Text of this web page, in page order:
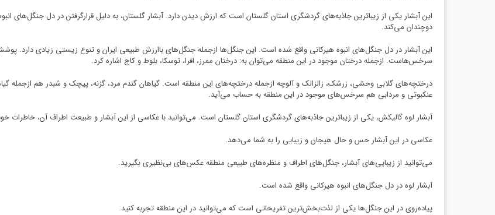
این آبشار یکی از زیباترین جاذبه‌های گردشگری استان گلستان است که ارزش دیدن دارد. آبشار گلستان، به دلیل قرارگرفتن در دل جنگل‌های
دوچندان می‌کند.
این آبشار در دل جنگل‌های انبوه هیرکانی واقع شده است. این جنگل‌ها ازجمله جنگل‌های باارزش طبیعی ایران و تنوع زیستی زیادی دارد.
سرخس‌هاست. ازجمله درختان موجود در این منطقه می‌توان به: درختان ممرز، افرا، توسکا، بلوط و کاج اشاره کرد.
درختچه‌های گلابی وحشی، زرشک، زالزالک و آلوچه ازجمله درختچه‌های این منطقه است. گیاهان گندم مرد، گزنه، پیچک و شبدر هم
عنکبوتی و مردابی هم سرخس‌های موجود در این منطقه به‌ حساب می‌آید.
آبشار لوه گالیکش، یکی از زیباترین جاذبه‌های گردشگری استان گلستان است. می‌توانید با عکاسی از این آبشار و طبیعت اطراف آن، خاطرات
عکاسی در این آبشار حس و حال هیجان و زیبایی را به شما می‌دهد.
می‌توانید از زیبایی‌های آبشار، جنگل‌های اطراف و منظره‌های طبیعی منطقه عکس‌های بی‌نظیری بگیرید.
آبشار لوه در دل جنگل‌های انبوه هیرکانی واقع شده است.
پیاده‌روی در این جنگل‌ها یکی از لذت‌بخش‌ترین تفریحاتی است که می‌توانید در این منطقه تجربه کنید.